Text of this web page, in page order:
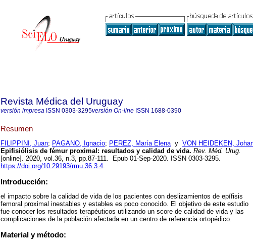
Revista Médica del Uruguay
versión impresa ISSN 0303-3295versión On-line ISSN 1688-0390
Resumen
FILIPPINI, Juan; PAGANO, Ignacio; PEREZ, María Elenay VON HEIDEKEN,
Epifisiólisis de fémur proximal: resultados y calidad de vida. Rev. Méd. Urug.
[online]. 2020, vol.36, n.3, pp.87-111. Epub 01-Sep-2020. ISSN 0303-3295.
https://doi.org/10.29193/rmu.36.3.4.
Introducción:
el impacto sobre la calidad de vida de los pacientes con deslizamientos de epífisis
femoral proximal inestables y estables es poco conocido. El objetivo de este estudio
fue conocer los resultados terapéuticos utilizando un score de calidad de vida y las
complicaciones de la población afectada en un centro de referencia ortopédico.
Material y método: